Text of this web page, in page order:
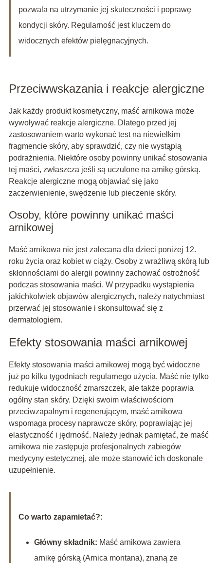
pozwala na utrzymanie jej skuteczności i poprawę
kondycji skóry. Regularność jest kluczem do
widocznych efektów pielęgnacyjnych.
Przeciwwskazania i reakcje alergiczne
Jak każdy produkt kosmetyczny, maść arnikowa może
wywoływać reakcje alergiczne. Dlatego przed jej
zastosowaniem warto wykonać test na niewielkim
fragmencie skóry, aby sprawdzić, czy nie wystąpią
podrażnienia. Niektóre osoby powinny unikać stosowania
tej maści, zwłaszcza jeśli są uczulone na arnikę górską.
Reakcje alergiczne mogą objawiać się jako
zaczerwienienie, swędzenie lub pieczenie skóry.
Osoby, które powinny unikać maści
arnikowej
Maść arnikowa nie jest zalecana dla dzieci poniżej 12.
roku życia oraz kobiet w ciąży. Osoby z wrażliwą skórą lub
skłonnościami do alergii powinny zachować ostrożność
podczas stosowania maści. W przypadku wystąpienia
jakichkolwiek objawów alergicznych, należy natychmiast
przerwać jej stosowanie i skonsultować się z
dermatologiem.
Efekty stosowania maści arnikowej
Efekty stosowania maści arnikowej mogą być widoczne
już po kilku tygodniach regularnego użycia. Maść nie tylko
redukuje widoczność zmarszczek, ale także poprawia
ogólny stan skóry. Dzięki swoim właściwościom
przeciwzapalnym i regenerującym, maść arnikowa
wspomaga procesy naprawcze skóry, poprawiając jej
elastyczność i jędrność. Należy jednak pamiętać, że maść
arnikowa nie zastępuje profesjonalnych zabiegów
medycyny estetycznej, ale może stanowić ich doskonałe
uzupełnienie.
Co warto zapamietać?:
Główny składnik: Maść arnikowa zawiera
arnikę górską (Arnica montana), znaną ze